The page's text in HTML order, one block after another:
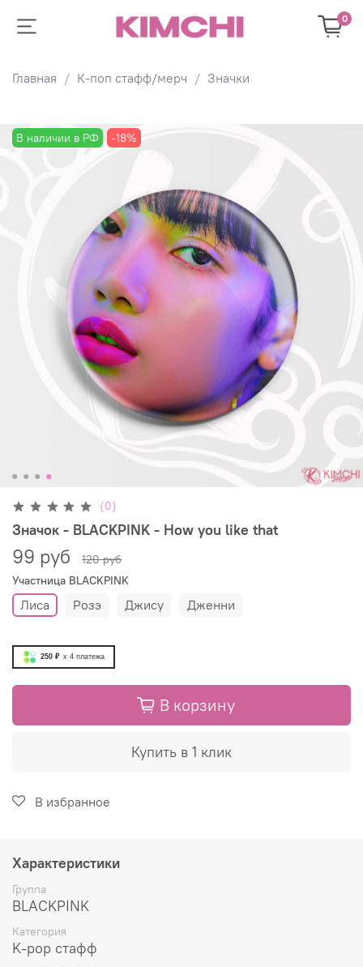
0
Главная К-поп стафф/мерч Значки
В наличии в РФ -18%
(0)
Значок - BLACKPINK - How you like that
99 руб
120 руб
Участница BLACKPINK
Лиса Розэ Джису Дженни
250 ₽ x 4 платежа
В корзину
Купить в 1 клик
В избранное
Характеристики
Группа
BLACKPINK
Категория
K-pop стафф